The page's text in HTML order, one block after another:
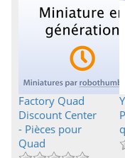
Factory Quad
Discount Center
- Pièces pour
Quad